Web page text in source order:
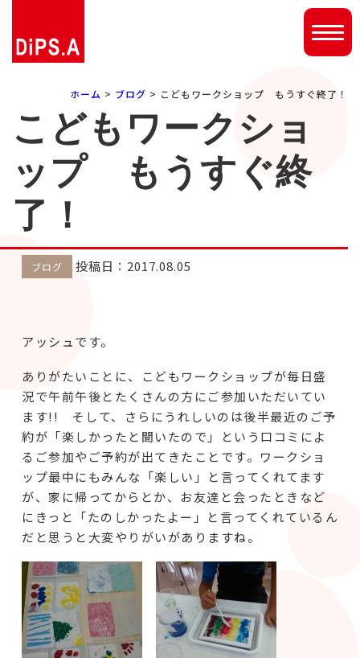
ホーム > ブログ > こどもワークショップ もうすぐ終了！
こどもワークショ
ップ もうすぐ終
了！
ブログ 投稿日：2017.08.05
アッシュです。
ありがたいことに、こどもワークショップが毎日盛
況で午前午後とたくさんの方にご参加いただいてい
ます!! そして、さらにうれしいのは後半最近のご予
約が「楽しかったと聞いたので」という口コミによ
るご参加やご予約が出てきたことです。ワークショ
ップ最中にもみんな「楽しい」と言ってくれてます
が、家に帰ってからとか、お友達と会ったときなど
にきっと「たのしかったよー」と言ってくれているん
だと思うと大変やりがいがありますね。